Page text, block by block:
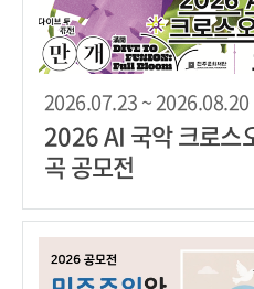
2026.07.23 ~ 2026.08.20
2026 AI 국악 크로스
곡 공모전